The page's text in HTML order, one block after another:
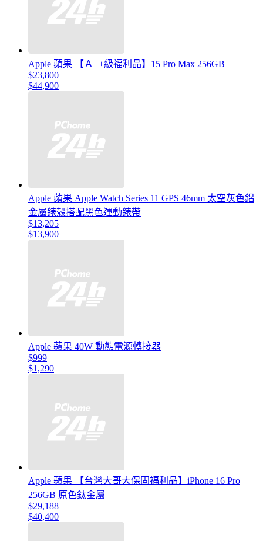
Apple 蘋果 【Ａ++級福利品】15 Pro Max 256GB
$23,800
$44,900
Apple 蘋果 Apple Watch Series 11 GPS 46mm 太空灰色鋁
金屬錶殼搭配黑色運動錶帶
$13,205
$13,900
Apple 蘋果 40W 動態電源轉接器
$999
$1,290
Apple 蘋果 【台灣大哥大保固福利品】iPhone 16 Pro
256GB 原色鈦金屬
$29,188
$40,400